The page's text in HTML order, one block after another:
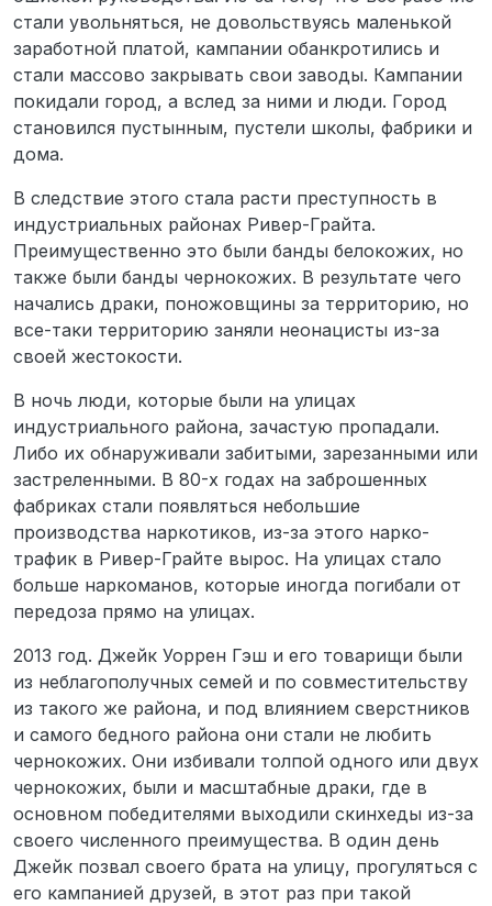
стали увольняться, не довольствуясь маленькой
заработной платой, кампании обанкротились и
стали массово закрывать свои заводы. Кампании
покидали город, а вслед за ними и люди. Город
становился пустынным, пустели школы, фабрики и
дома.
В следствие этого стала расти преступность в
индустриальных районах Ривер-Грайта.
Преимущественно это были банды белокожих, но
также были банды чернокожих. В результате чего
начались драки, поножовщины за территорию, но
все-таки территорию заняли неонацисты из-за
своей жестокости.
В ночь люди, которые были на улицах
индустриального района, зачастую пропадали.
Либо их обнаруживали забитыми, зарезанными или
застреленными. В 80-х годах на заброшенных
фабриках стали появляться небольшие
производства наркотиков, из-за этого нарко-
трафик в Ривер-Грайте вырос. На улицах стало
больше наркоманов, которые иногда погибали от
передоза прямо на улицах.
2013 год. Джейк Уоррен Гэш и его товарищи были
из неблагополучных семей и по совместительству
из такого же района, и под влиянием сверстников
и самого бедного района они стали не любить
чернокожих. Они избивали толпой одного или двух
чернокожих, были и масштабные драки, где в
основном победителями выходили скинхеды из-за
своего численного преимущества. В один день
Джейк позвал своего брата на улицу, прогуляться с
его кампанией друзей, в этот раз при такой